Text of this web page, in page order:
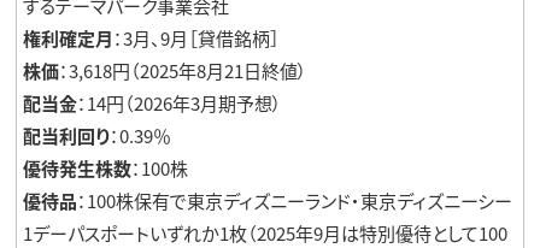
するテーマパーク事業会社
権利確定月：3月、9月［貸借銘柄］
株価：3,618円（2025年8月21日終値）
配当金：14円（2026年3月期予想）
配当利回り：0.39％
優待発生株数：100株
優待品：100株保有で東京ディズニーランド・東京ディズニーシー
1デーパスポートいずれか1枚（2025年9月は特別優待として100